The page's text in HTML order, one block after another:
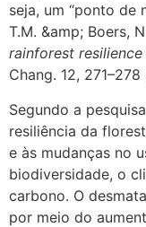
seja, um “ponto de
T.M. &amp; Boers,
rainforest
Chang. 12,
Segundo a
resiliência da
e às mudanças no
biodiversidade, o
carbono. O
por meio do